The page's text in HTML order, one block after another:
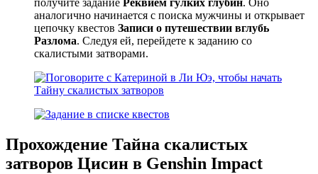
аналогично начинается с поиска мужчины и открывает
цепочку квестов Записи о путешествии вглубь
Разлома. Следуя ей, перейдете к заданию со
скалистыми затворами.
Прохождение Тайна скалистых
затворов Цисин в Genshin Impact